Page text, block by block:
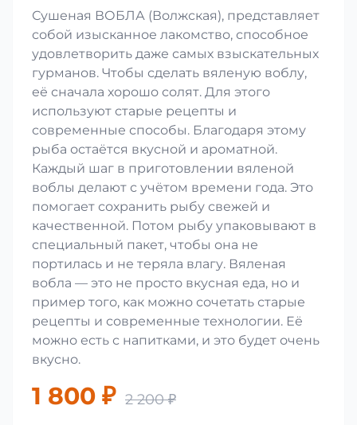
Сушеная ВОБЛА (Волжская), представляет
собой изысканное лакомство, способное
удовлетворить даже самых взыскательных
гурманов. Чтобы сделать вяленую воблу,
её сначала хорошо солят. Для этого
используют старые рецепты и
современные способы. Благодаря этому
рыба остаётся вкусной и ароматной.
Каждый шаг в приготовлении вяленой
воблы делают с учётом времени года. Это
помогает сохранить рыбу свежей и
качественной. Потом рыбу упаковывают в
специальный пакет, чтобы она не
портилась и не теряла влагу. Вяленая
вобла — это не просто вкусная еда, но и
пример того, как можно сочетать старые
рецепты и современные технологии. Её
можно есть с напитками, и это будет очень
вкусно.
1 800 ₽ 2 200 ₽